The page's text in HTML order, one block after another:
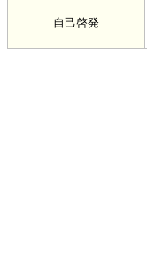
自己啓発